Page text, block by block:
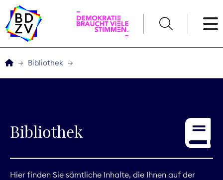
Service
Bibliothek
Bibliothek
Hier finden Sie sämtliche Inhalte, die Ihnen auf der